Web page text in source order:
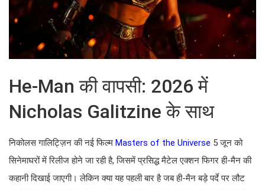
He-Man की वापसी: 2026 में
Nicholas Galitzine के साथ
निकोलस गालिट्ज़िन की नई फिल्म Masters of the Universe 5 जून को
सिनेमाघरों में रिलीज होने जा रही है, जिसमें प्रसिद्ध मैटेल एक्शन फिगर ही-मैन की
कहानी दिखाई जाएगी। लेकिन क्या यह पहली बार है जब ही-मैन बड़े पर्दे पर लौट